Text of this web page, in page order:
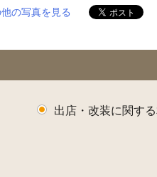
の写真を見る
出店・改装に関す